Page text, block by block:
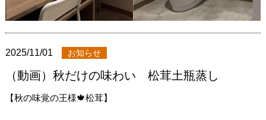
2025/11/01 お知らせ
（動画）秋だけの味わい 松茸土瓶蒸し
【秋の味覚の王様🍁松茸】